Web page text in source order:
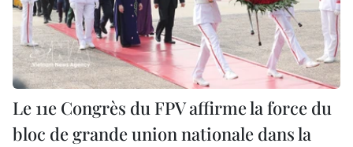
Le 11e Congrès du FPV affirme la force du
bloc de grande union nationale dans la